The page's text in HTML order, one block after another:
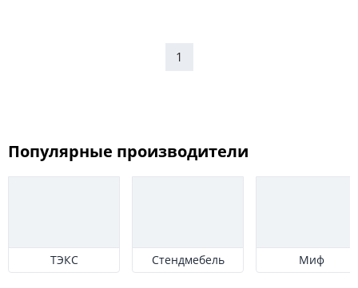
1
Популярные производители
ТЭКС Стендмебель Миф